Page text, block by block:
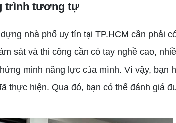
trình tương tự
nhà phố uy tín tại TP.HCM cần phải
sát và thi công cần có tay nghề cao,
minh năng lực của mình. Vì vậy, bạn
thực hiện. Qua đó, bạn có thể đánh giá